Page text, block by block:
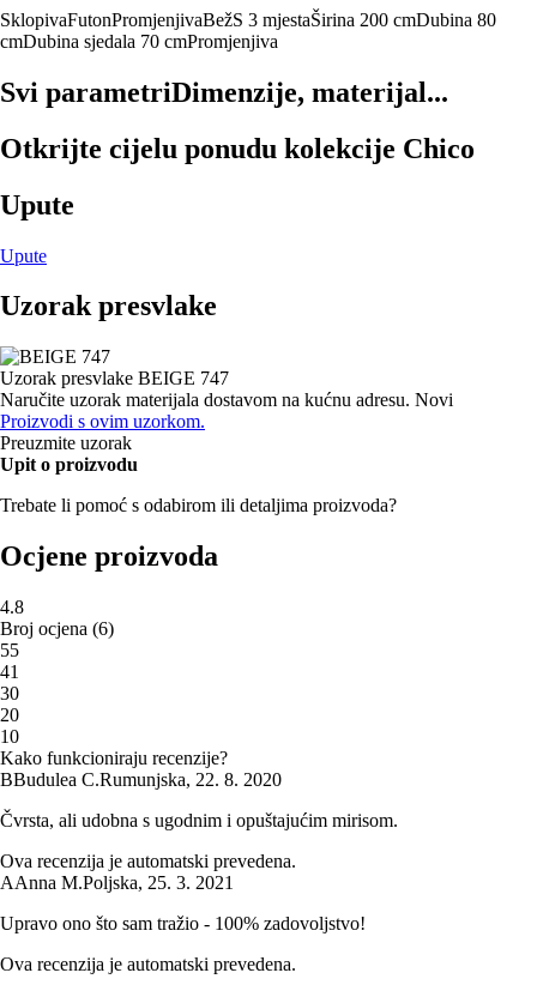
SklopivaFutonPromjenjivaBežS 3 mjestaŠirina 200 cmDubina 80
cmDubina sjedala 70 cmPromjenjiva
Svi parametriDimenzije, materijal...
Otkrijte cijelu ponudu kolekcije Chico
Upute
Upute
Uzorak presvlake
Uzorak presvlake BEIGE 747
Naručite uzorak materijala dostavom na kućnu adresu. Novi
Proizvodi s ovim uzorkom.
Preuzmite uzorak
Upit o proizvodu
Trebate li pomoć s odabirom ili detaljima proizvoda?
Ocjene proizvoda
4.8
Broj ocjena (6)
55
41
30
20
10
Kako funkcioniraju recenzije?
BBudulea C.Rumunjska, 22. 8. 2020
Čvrsta, ali udobna s ugodnim i opuštajućim mirisom.
Ova recenzija je automatski prevedena.
AAnna M.Poljska, 25. 3. 2021
Upravo ono što sam tražio - 100% zadovoljstvo!
Ova recenzija je automatski prevedena.